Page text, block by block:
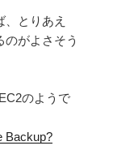
とりあえ
がよさそう
のようで
Backup?